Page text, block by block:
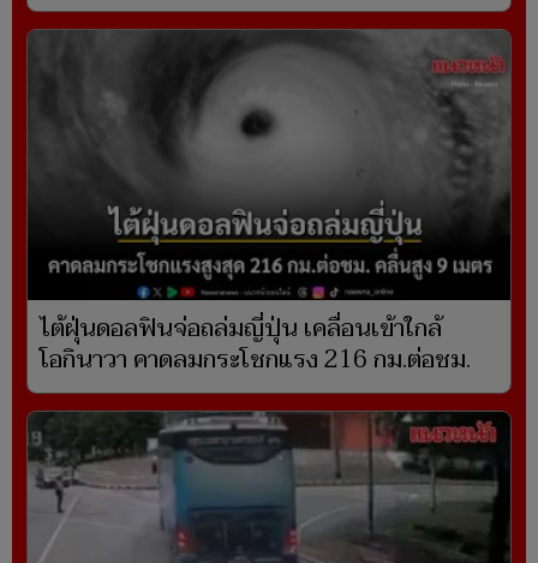
ไต้ฝุ่นดอลฟินจ่อถล่มญี่ปุ่น เคลื่อนเข้าใกล้
โอกินาวา คาดลมกระโชกแรง 216 กม.ต่อชม.